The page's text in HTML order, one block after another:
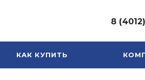
8
КАК КУПИТЬ